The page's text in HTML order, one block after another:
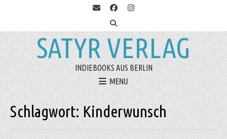
SATYR VERLAG
INDIEBOOKS AUS BERLIN
MENU
Schlagwort:Kinderwunsch